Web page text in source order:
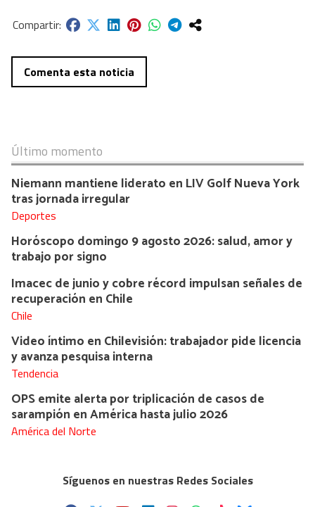
Comenta esta noticia
Último momento
Niemann mantiene liderato en LIV Golf Nueva York
tras jornada irregular
Deportes
Horóscopo domingo 9 agosto 2026: salud, amor y
trabajo por signo
Imacec de junio y cobre récord impulsan señales de
recuperación en Chile
Chile
Video íntimo en Chilevisión: trabajador pide licencia
y avanza pesquisa interna
Tendencia
OPS emite alerta por triplicación de casos de
sarampión en América hasta julio 2026
América del Norte
Síguenos en nuestras Redes Sociales